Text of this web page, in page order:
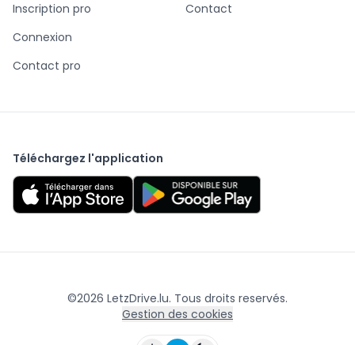
Inscription pro
Connexion
Contact pro
Contact
Téléchargez l'application
©2026 LetzDrive.lu. Tous droits reservés.
Gestion des cookies